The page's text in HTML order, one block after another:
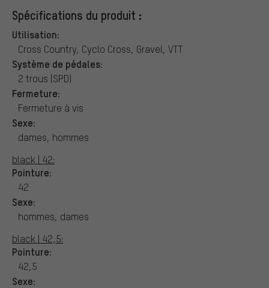
Spécifications du produit :
Utilisation:
Cross Country, Cyclo Cross, Gravel, VTT
Système de pédales:
2 trous (SPD)
Fermeture:
Fermeture à vis
Sexe:
dames, hommes
black | 42:
Pointure:
42
Sexe:
hommes, dames
black | 42,5:
Pointure:
42,5
Sexe: